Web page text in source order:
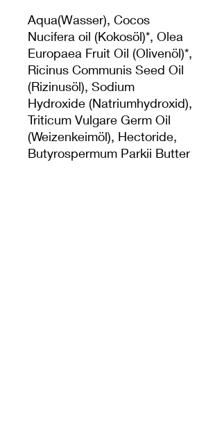
Aqua(Wasser), Cocos
Nucifera oil (Kokosöl)*, Olea
Europaea Fruit Oil (Olivenöl)*,
Ricinus Communis Seed Oil
(Rizinusöl), Sodium
Hydroxide (Natriumhydroxid),
Triticum Vulgare Germ Oil
(Weizenkeimöl), Hectoride,
Butyrospermum Parkii Butter